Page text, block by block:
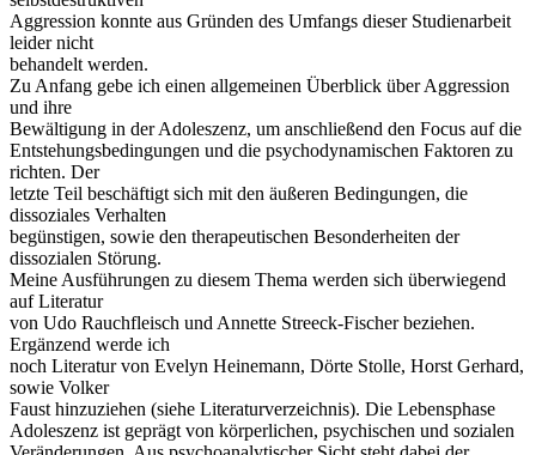
Aggression konnte aus Gründen des Umfangs dieser Studienarbeit
leider nicht
behandelt werden.
Zu Anfang gebe ich einen allgemeinen Überblick über Aggression
und ihre
Bewältigung in der Adoleszenz, um anschließend den Focus auf die
Entstehungsbedingungen und die psychodynamischen Faktoren zu
richten. Der
letzte Teil beschäftigt sich mit den äußeren Bedingungen, die
dissoziales Verhalten
begünstigen, sowie den therapeutischen Besonderheiten der
dissozialen Störung.
Meine Ausführungen zu diesem Thema werden sich überwiegend
auf Literatur
von Udo Rauchfleisch und Annette Streeck-Fischer beziehen.
Ergänzend werde ich
noch Literatur von Evelyn Heinemann, Dörte Stolle, Horst Gerhard,
sowie Volker
Faust hinzuziehen (siehe Literaturverzeichnis). Die Lebensphase
Adoleszenz ist geprägt von körperlichen, psychischen und sozialen